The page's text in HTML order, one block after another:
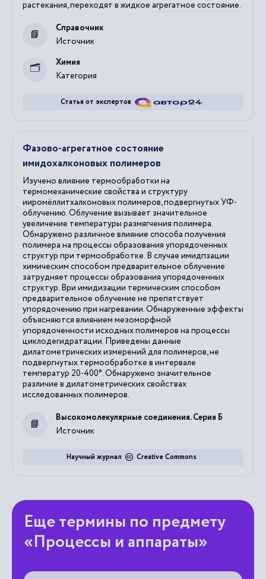
растекания, переходят в жидкое агрегатное состояние.
Источник
Справочник
Категория
Химия
Статья от экспертов
Фазово-агрегатное состояние
имидохалконовых полимеров
Изучено влияние термообработки на
термомеханические свойства и структуру
ииромёллитхалконовых полимеров, подвергнутых УФ-
облучению. Облучение вызывает значительное
увеличение температуры размягчения полимера.
Обнаружено различное влияние способа получения
полимера на процессы образования упорядоченных
структур при термообработке. В случае имидпзации
химическим способом предварительное облучение
затрудняет процессы образования упорядоченных
структур. Ври имидизации термическим способом
предварительное облучение не препятствует
упорядочению при нагревании. Обнаруженные эффекты
объясняются влиянием мезоморфной
упорядоченности исходных полимеров на процессы
циклодегидратации. Приведены данные
дилатометрических измерений для полимеров, не
подвергнутых термообработке в интервале
температур 20-400°. Обнаружено значительное
различие в дилатометрических свойствах
исследованных полимеров.
Источник
Высокомолекулярные соединения. Серия Б
Creative Commons
Научный журнал
Еще термины по предмету
«Процессы и аппараты»